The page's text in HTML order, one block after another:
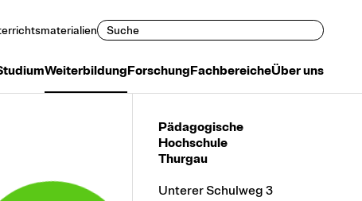
WeiterbildungForschungFachbereicheÜber uns
Suchen
Pädagogische
Hochschule
Thurgau
Unterer Schulweg 3